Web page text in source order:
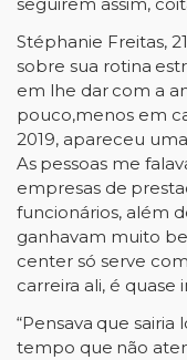
Stéphanie Freitas,
sobre sua rotina
em lhe dar com a
pouco,menos em
2019, apareceu
As pessoas me
empresas de
funcionários, além
ganhavam muito
center só serve
carreira ali, é quase
“Pensava que sairia
tempo que não